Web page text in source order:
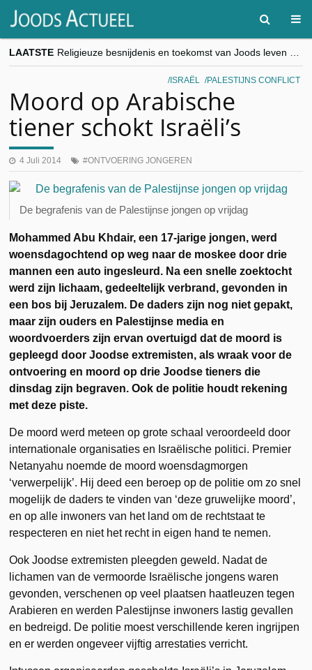
LAATSTE
“Besnijdenisdebat toont hoe moeilijk seculiere Westen minderheden begrijpt”, Jinnih Beels (Vooruit)
CITYTRIP | ROEMENIË – Boekarest: de verrassing van Oost-Europa
ISRAËL PALESTIJNS CONFLICT
Moord op Arabische
tiener schokt Israëli’s
4 Juli 2014 ONTVOERING JONGEREN
De begrafenis van de Palestijnse jongen op vrijdag
Mohammed Abu Khdair, een 17-jarige jongen, werd
woensdagochtend op weg naar de moskee door drie
mannen een auto ingesleurd. Na een snelle zoektocht
werd zijn lichaam, gedeeltelijk verbrand, gevonden in
een bos bij Jeruzalem. De daders zijn nog niet gepakt,
maar zijn ouders en Palestijnse media en
woordvoerders zijn ervan overtuigd dat de moord is
gepleegd door Joodse extremisten, als wraak voor de
ontvoering en moord op drie Joodse tieners die
dinsdag zijn begraven. Ook de politie houdt rekening
met deze piste.
De moord werd meteen op grote schaal veroordeeld door
internationale organisaties en Israëlische politici. Premier
Netanyahu noemde de moord woensdagmorgen
‘verwerpelijk’. Hij deed een beroep op de politie om zo snel
mogelijk de daders te vinden van ‘deze gruwelijke moord’,
en op alle inwoners van het land om de rechtstaat te
respecteren en niet het recht in eigen hand te nemen.
Ook Joodse extremisten pleegden geweld. Nadat de
lichamen van de vermoorde Israëlische jongens waren
gevonden, verschenen op veel plaatsen haatleuzen tegen
Arabieren en werden Palestijnse inwoners lastig gevallen
en bedreigd. De politie moest verschillende keren ingrijpen
en er werden ongeveer vijftig arrestaties verricht.